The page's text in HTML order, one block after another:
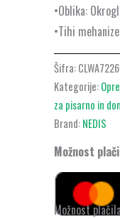
•Oblika:
•Tihi
Šifra:
Kategorije:
za pisarno in
Brand:NEDIS
Možnost
Možnost